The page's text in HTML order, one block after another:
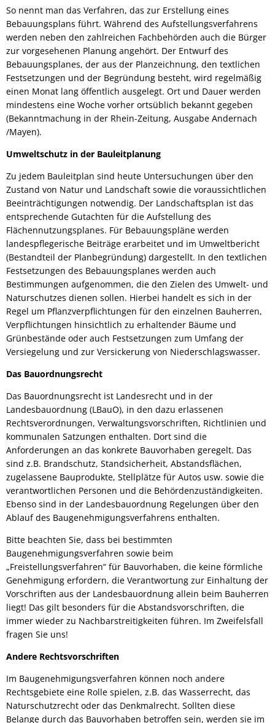
So nennt man das Verfahren, das zur Erstellung eines
Bebauungsplans führt. Während des Aufstellungsverfahrens
werden neben den zahlreichen Fachbehörden auch die Bürger
zur vorgesehenen Planung angehört. Der Entwurf des
Bebauungsplanes, der aus der Planzeichnung, den textlichen
Festsetzungen und der Begründung besteht, wird regelmäßig
einen Monat lang öffentlich ausgelegt. Ort und Dauer werden
mindestens eine Woche vorher ortsüblich bekannt gegeben
(Bekanntmachung in der Rhein-Zeitung, Ausgabe Andernach
/Mayen).
Umweltschutz in der Bauleitplanung
Zu jedem Bauleitplan sind heute Untersuchungen über den
Zustand von Natur und Landschaft sowie die voraussichtlichen
Beeinträchtigungen notwendig. Der Landschaftsplan ist das
entsprechende Gutachten für die Aufstellung des
Flächennutzungsplanes. Für Bebauungspläne werden
landespflegerische Beiträge erarbeitet und im Umweltbericht
(Bestandteil der Planbegründung) dargestellt. In den textlichen
Festsetzungen des Bebauungsplanes werden auch
Bestimmungen aufgenommen, die den Zielen des Umwelt- und
Naturschutzes dienen sollen. Hierbei handelt es sich in der
Regel um Pflanzverpflichtungen für den einzelnen Bauherren,
Verpflichtungen hinsichtlich zu erhaltender Bäume und
Grünbestände oder auch Festsetzungen zum Umfang der
Versiegelung und zur Versickerung von Niederschlagswasser.
Das Bauordnungsrecht
Das Bauordnungsrecht ist Landesrecht und in der
Landesbauordnung (LBauO), in den dazu erlassenen
Rechtsverordnungen, Verwaltungsvorschriften, Richtlinien und
kommunalen Satzungen enthalten. Dort sind die
Anforderungen an das konkrete Bauvorhaben geregelt. Das
sind z.B. Brandschutz, Standsicherheit, Abstandsflächen,
zugelassene Bauprodukte, Stellplätze für Autos usw. sowie die
verantwortlichen Personen und die Behördenzuständigkeiten.
Ebenso sind in der Landesbauordnung Regelungen über den
Ablauf des Baugenehmigungsverfahrens enthalten.
Bitte beachten Sie, dass bei bestimmten
Baugenehmigungsverfahren sowie beim
„Freistellungsverfahren“ für Bauvorhaben, die keine förmliche
Genehmigung erfordern, die Verantwortung zur Einhaltung der
Vorschriften aus der Landesbauordnung allein beim Bauherren
liegt! Das gilt besonders für die Abstandsvorschriften, die
immer wieder zu Nachbarstreitigkeiten führen. Im Zweifelsfall
fragen Sie uns!
Andere Rechtsvorschriften
Im Baugenehmigungsverfahren können noch andere
Rechtsgebiete eine Rolle spielen, z.B. das Wasserrecht, das
Naturschutzrecht oder das Denkmalrecht. Sollten diese
Belange durch das Bauvorhaben betroffen sein, werden sie im